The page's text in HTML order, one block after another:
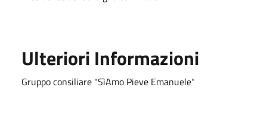
Ulteriori Informazioni
Gruppo consiliare "SìAmo Pieve Emanuele"